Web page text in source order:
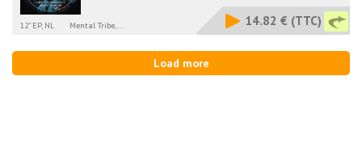
12" EP, NL Mental Tribe,... 14.82 € (TTC)
Load more